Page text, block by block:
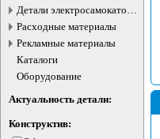
Детали электросамокатов и
электротранспорта
Расходные материалы
Рекламные материалы
Каталоги
Оборудование
Актуальность детали:
Конструктив: